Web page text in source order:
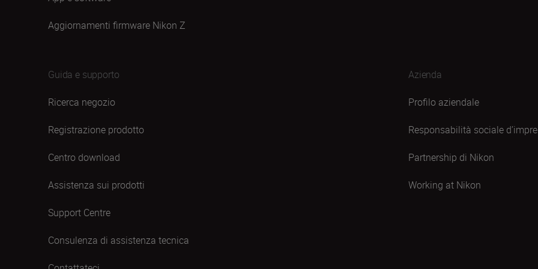
Aggiornamenti firmware Nikon Z
Guida e supporto
Ricerca negozio
Registrazione prodotto
Centro download
Assistenza sui prodotti
Support Centre
Consulenza di assistenza tecnica
Azienda
Profilo aziendale
Responsabilità sociale
Partnership di Nikon
Working at Nikon